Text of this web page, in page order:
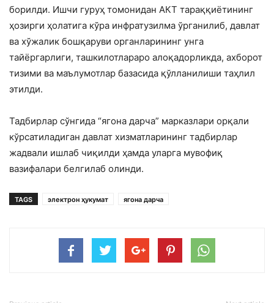
борилди. Ишчи гуруҳ томонидан АКТ тараққиётининг
ҳозирги ҳолатига кўра инфратузилма ўрганилиб, давлат
ва хўжалик бошқаруви органларининг унга
тайёргарлиги, ташкилотлараро алоқадорликда, ахборот
тизими ва маълумотлар базасида қўлланилиши таҳлил
этилди.
Тадбирлар сўнгида “ягона дарча” марказлари орқали
кўрсатиладиган давлат хизматларининг тадбирлар
жадвали ишлаб чиқилди ҳамда уларга мувофиқ
вазифалари белгилаб олинди.
TAGS электрон ҳукумат ягона дарча